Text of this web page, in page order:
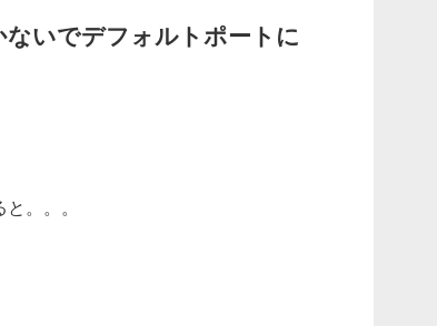
いでデフォルトポートに
。。。